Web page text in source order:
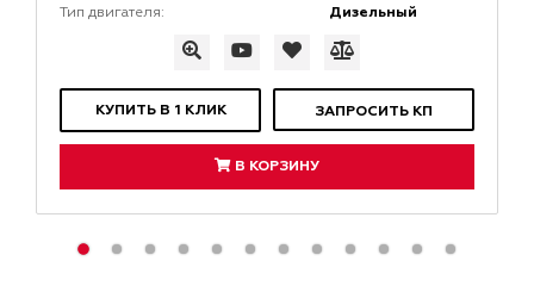
Тип двигателя: Дизельный
КУПИТЬ В 1 КЛИК ЗАПРОСИТЬ КП
В КОРЗИНУ